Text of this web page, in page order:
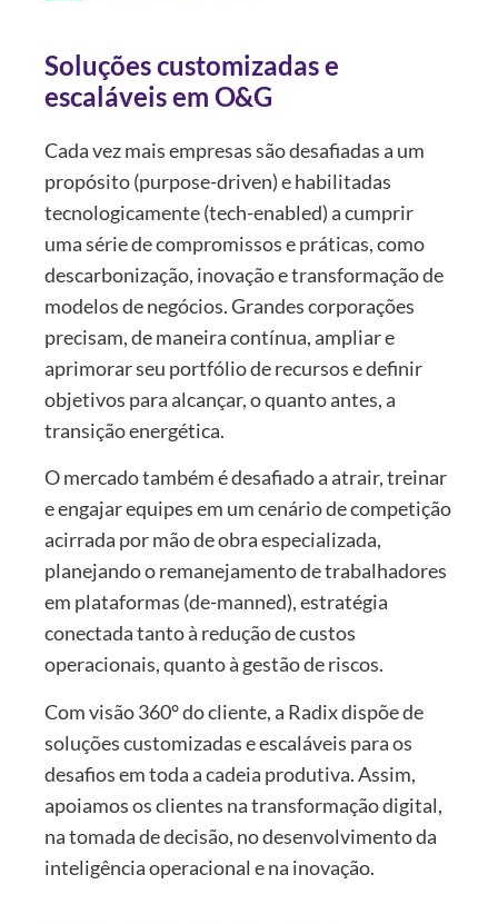
Soluções customizadas e
escaláveis em O&G
Cada vez mais empresas são desafiadas a um
propósito (purpose-driven) e habilitadas
tecnologicamente (tech-enabled) a cumprir
uma série de compromissos e práticas, como
descarbonização, inovação e transformação de
modelos de negócios. Grandes corporações
precisam, de maneira contínua, ampliar e
aprimorar seu portfólio de recursos e definir
objetivos para alcançar, o quanto antes, a
transição energética.
O mercado também é desafiado a atrair, treinar
e engajar equipes em um cenário de competição
acirrada por mão de obra especializada,
planejando o remanejamento de trabalhadores
em plataformas (de-manned), estratégia
conectada tanto à redução de custos
operacionais, quanto à gestão de riscos.
Com visão 360° do cliente, a Radix dispõe de
soluções customizadas e escaláveis para os
desafios em toda a cadeia produtiva. Assim,
apoiamos os clientes na transformação digital,
na tomada de decisão, no desenvolvimento da
inteligência operacional e na inovação.